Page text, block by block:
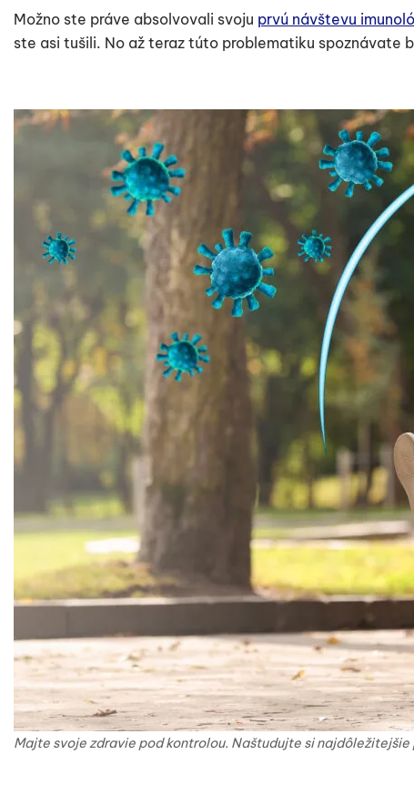
Možno ste práve absolvovali svoju prvú návštevu
ste asi tušili. No až teraz túto problematiku spoznávate
Majte svoje zdravie pod kontrolou. Naštudujte si